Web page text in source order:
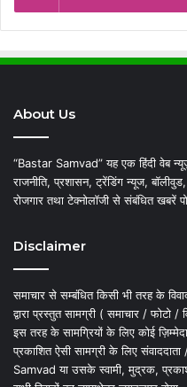
About Us
“Bastar Samvad” यह एक हिंदी वेब
राजनीति, प्रशासन, ट्रेंडिंग न्यूज,
रोजगार तथा टेक्नोलॉजी से संबंधित खबरें
Disclaimer
समाचार से सम्बंधित किसी भी तरह के
द्वारा प्रस्तुत सामग्री ( समाचार / फोटो
इस तरह के सामग्रियों के लिए कोई
प्रकाशित ऐसी सामग्री के लिए
Samvad या उसके स्वामी, मुद्रक,